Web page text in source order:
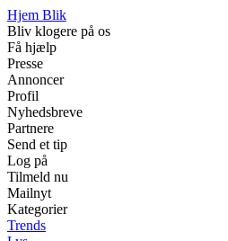
Hjem Blik
Bliv klogere på os
Få hjælp
Presse
Annoncer
Profil
Nyhedsbreve
Partnere
Send et tip
Log på
Tilmeld nu
Mailnyt
Kategorier
Trends